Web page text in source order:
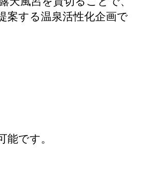
案する温泉活性化企画で
です。